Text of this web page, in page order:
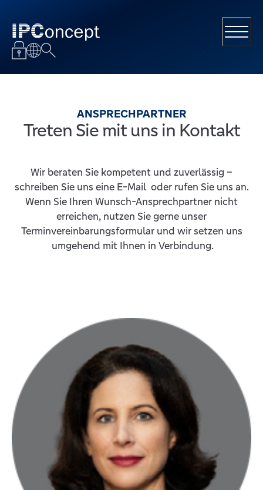
Treten Sie mit uns in Kontakt
ANSPRECHPARTNER
Wir beraten Sie kompetent und zuverlässig –
schreiben Sie uns eine E-Mail oder rufen Sie uns an.
Wenn Sie Ihren Wunsch-Ansprechpartner nicht
erreichen, nutzen Sie gerne unser
Terminvereinbarungsformular und wir setzen uns
umgehend mit Ihnen in Verbindung.